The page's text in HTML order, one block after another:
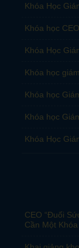
Khóa Học
Khóa học
Khóa Học
Khóa học
Khóa học
Khóa học
Khóa Học
CEO “Đuối
Cần Một